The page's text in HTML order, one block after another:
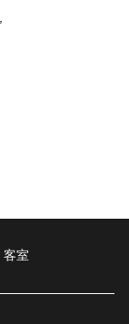
客室